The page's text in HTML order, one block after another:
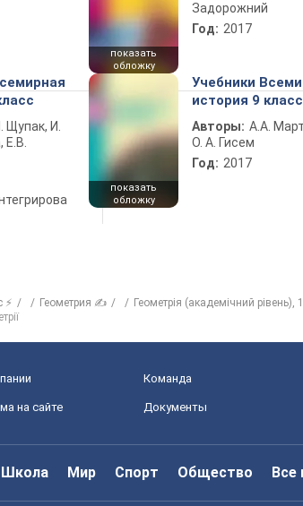
показать
обложку
Задорожний
Год: 2017
Щупак, И.
Е.В.
показать
обложку
Учебники
история 9 класс
Авторы: А.А.
О. А. Гисем
Год: 2017
⚡ Геометрия ✍ Геометрія (академічний рівень),
Команда
на сайте Документы
Мир Спорт Общество Все